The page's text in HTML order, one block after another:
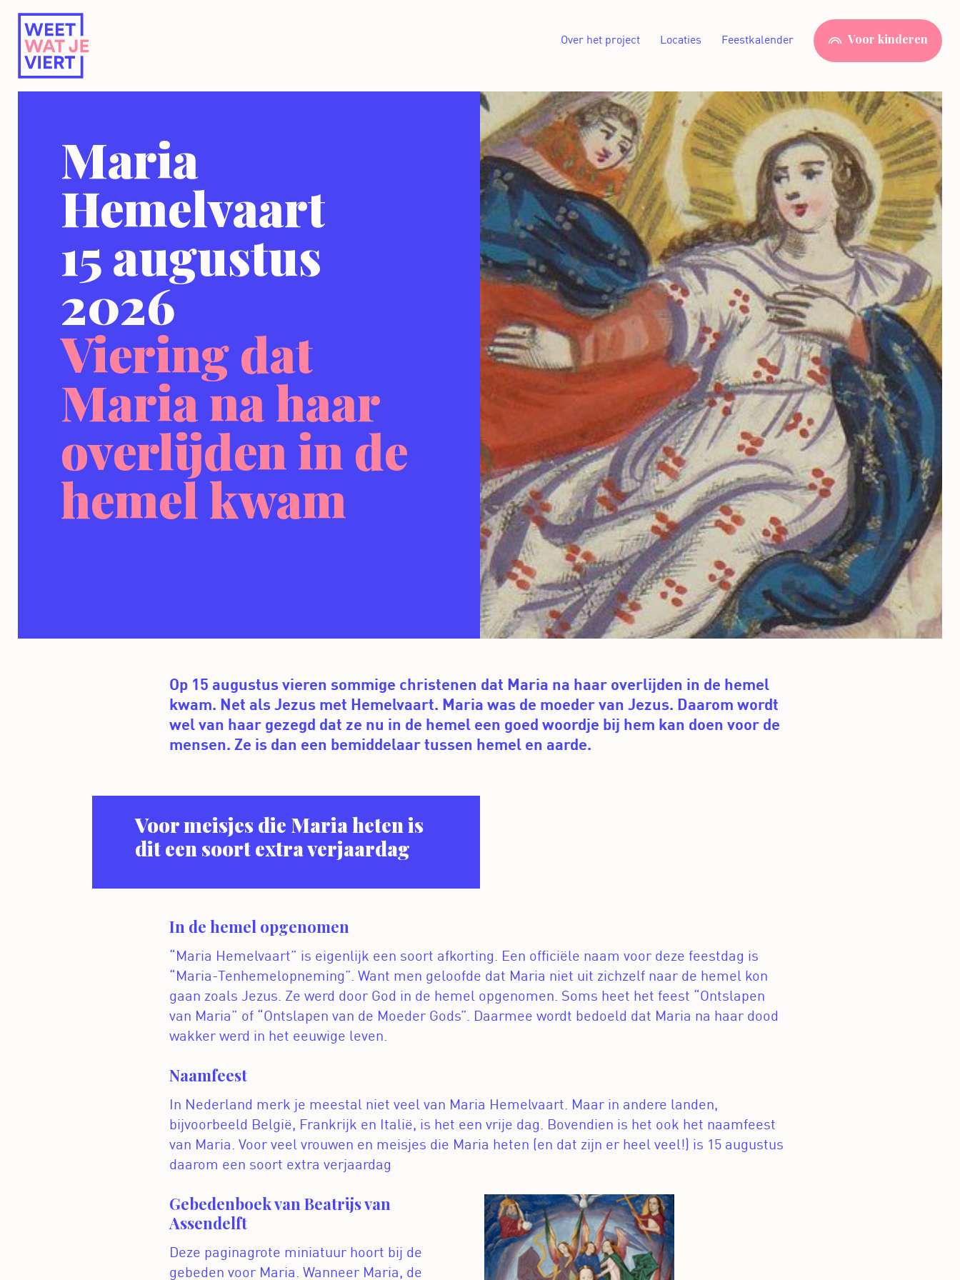
Over het project Locaties Feestkalender Voor kinderen
Maria
Hemelvaart
15 augustus
2026
Viering dat
Maria na haar
overlijden in de
hemel kwam
Op 15 augustus vieren sommige christenen dat Maria na haar overlijden in de hemel
kwam. Net als Jezus met Hemelvaart. Maria was de moeder van Jezus. Daarom wordt
wel van haar gezegd dat ze nu in de hemel een goed woordje bij hem kan doen voor de
mensen. Ze is dan een bemiddelaar tussen hemel en aarde.
Voor meisjes die Maria heten is
dit een soort extra verjaardag
In de hemel opgenomen
“Maria Hemelvaart” is eigenlijk een soort afkorting. Een officiële naam voor deze feestdag is
“Maria-Tenhemelopneming”. Want men geloofde dat Maria niet uit zichzelf naar de hemel kon
gaan zoals Jezus. Ze werd door God in de hemel opgenomen. Soms heet het feest “Ontslapen
van Maria” of “Ontslapen van de Moeder Gods”. Daarmee wordt bedoeld dat Maria na haar dood
wakker werd in het eeuwige leven.
Naamfeest
In Nederland merk je meestal niet veel van Maria Hemelvaart. Maar in andere landen,
bijvoorbeeld België, Frankrijk en Italië, is het een vrije dag. Bovendien is het ook het naamfeest
van Maria. Voor veel vrouwen en meisjes die Maria heten (en dat zijn er heel veel!) is 15 augustus
daarom een soort extra verjaardag
Gebedenboek van Beatrijs van
Assendelft
Deze paginagrote miniatuur hoort bij de
gebeden voor Maria. Wanneer Maria, de